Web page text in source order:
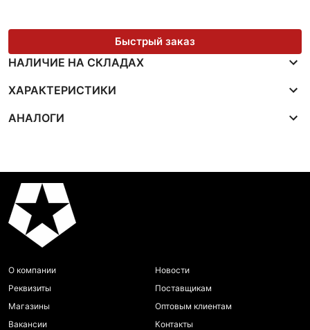
Быстрый заказ
НАЛИЧИЕ НА СКЛАДАХ
ХАРАКТЕРИСТИКИ
АНАЛОГИ
О компании
Реквизиты
Магазины
Вакансии
Новости
Поставщикам
Оптовым клиентам
Контакты